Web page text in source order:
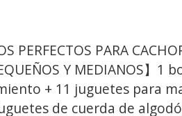
PERFECTOS PARA
Y MEDIANOS】1
+ 11 juguetes para
de cuerda de